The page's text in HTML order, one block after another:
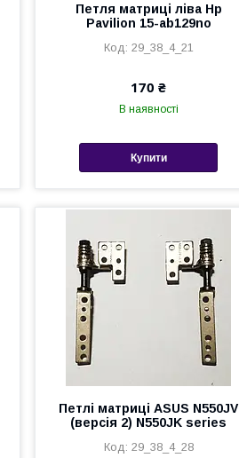
Петля матриці ліва Hp
Pavilion 15-ab129no
29_38_4_21
170 ₴
В наявності
Купити
Петлі матриці ASUS N550JV
(версія 2) N550JK series
29_38_4_28